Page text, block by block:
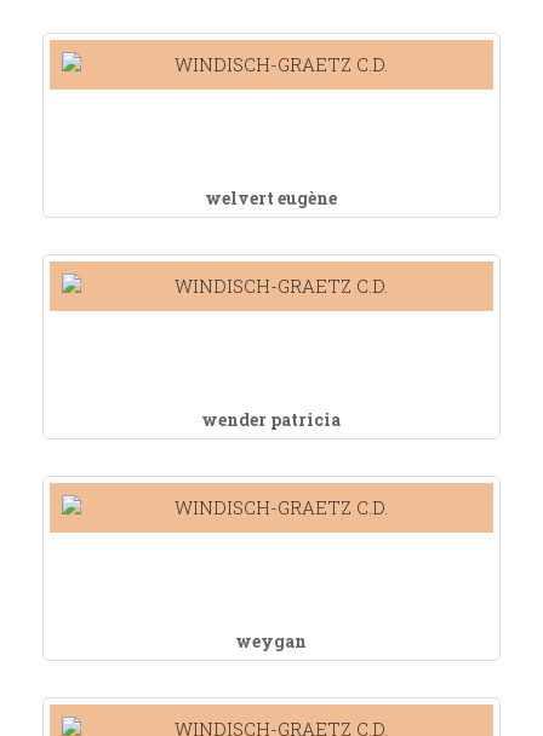
welvert eugène
wender patricia
weygan